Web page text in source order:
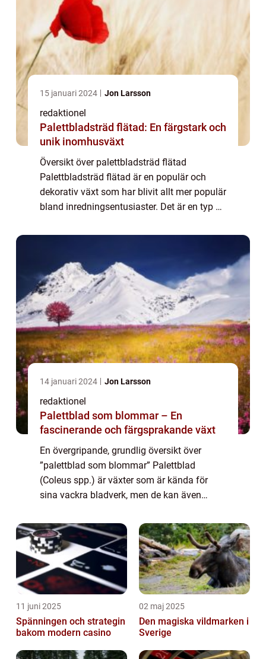
15 januari 2024 Jon Larsson
redaktionel
Palettbladsträd flätad: En färgstark och
unik inomhusväxt
Översikt över palettbladsträd flätad
Palettbladsträd flätad är en populär och
dekorativ växt som har blivit allt mer populär
bland inredningsentusiaster. Det är en typ av
färgstarka hemmamiljöer. Denna artikel...
14 januari 2024 Jon Larsson
redaktionel
Palettblad som blommar – En
fascinerande och färgsprakande växt
En övergripande, grundlig översikt över
”palettblad som blommar” Palettblad
(Coleus spp.) är växter som är kända för
sina vackra bladverk, men de kan även
förmåga att blomma gör dem till en populär
pryd...
11 juni 2025
Spänningen och strategin
bakom modern casino
02 maj 2025
Den magiska vildmarken i
Sverige